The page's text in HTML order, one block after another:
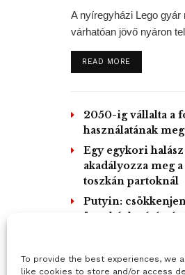
To provide the best experiences, we
like cookies to store and/or access
A nyíregyházi Lego gyár
várhatóan jövő nyáron
READ MOREDETAILS
2050-ig vállalta a
használatának
Egy egykori
akadályozza meg
toszkán partoknál
Putyin:
üvegházhatású